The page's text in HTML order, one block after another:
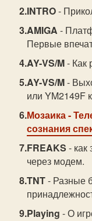
INTRO-
AMIGA -
Первые
AY-VS/M- Как
AY-VS/M-
или YM2149F
Мозаика-
сознания
FREAKS - как
через модем.
TNT- Разные
Playing - О